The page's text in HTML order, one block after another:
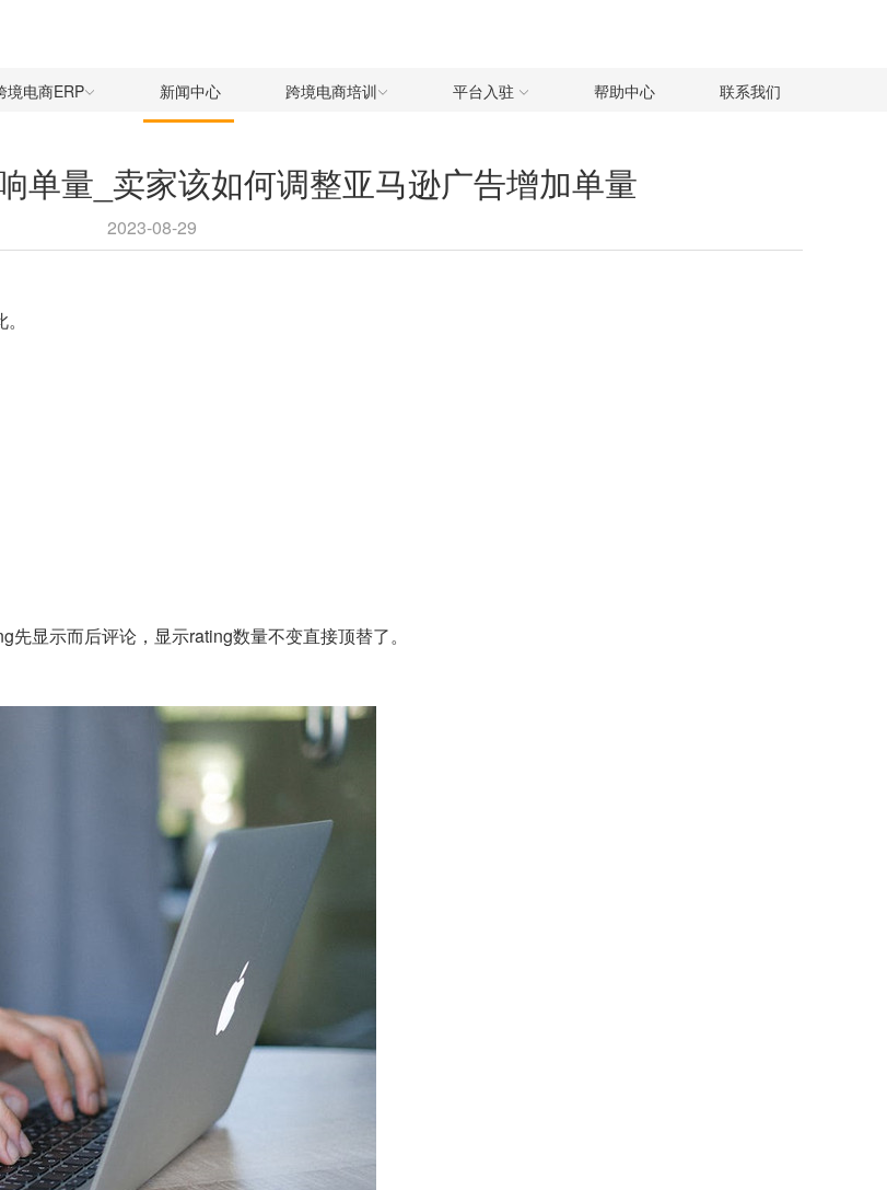
境电商ERP 新闻中心 跨境电商培训 平台入驻 帮助中心 联系我们
单量_卖家该如何调整亚马逊广告增加单量
2023-08-29
显示而后评论，显示rating数量不变直接顶替了。